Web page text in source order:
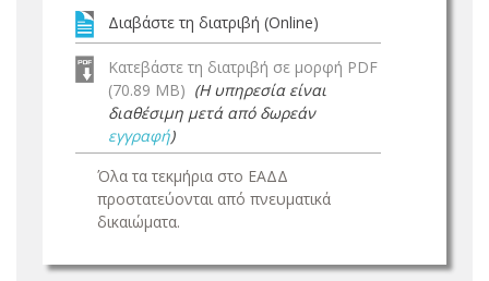
Διαβάστε τη διατριβή (Online)
Κατεβάστε τη διατριβή σε μορφή PDF
(70.89 MB) (Η υπηρεσία είναι
διαθέσιμη μετά από δωρεάν
εγγραφή)
Όλα τα τεκμήρια στο ΕΑΔΔ
προστατεύονται από πνευματικά
δικαιώματα.